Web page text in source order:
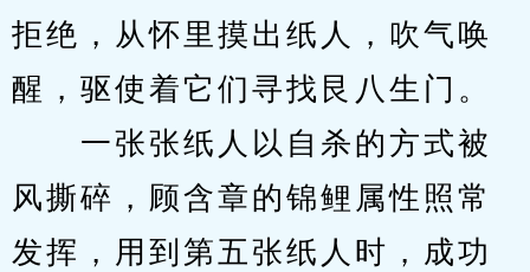
拒绝，从怀里摸出纸人，吹气唤
醒，驱使着它们寻找艮八生门。
一张张纸人以自杀的方式被
风撕碎，顾含章的锦鲤属性照常
发挥，用到第五张纸人时，成功